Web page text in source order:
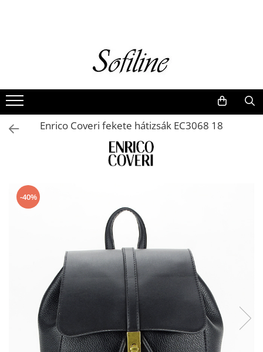
Valódi bőr
Hátizsákok
Elegáns kistáskák
Enrico Coveri fekete hátizsák EC3068 18
-40%